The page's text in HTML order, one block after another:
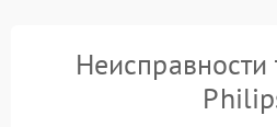
Неисправности